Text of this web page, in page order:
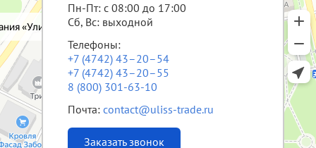
Пн-Пт: с 08:00 до 17:00
Сб, Вс: выходной
Телефоны:
+7 (4742) 43–20–54
+7 (4742) 43–20–55
8 (800) 301-63-10
Почта:contact@uliss-trade.ru
Заказать звонок